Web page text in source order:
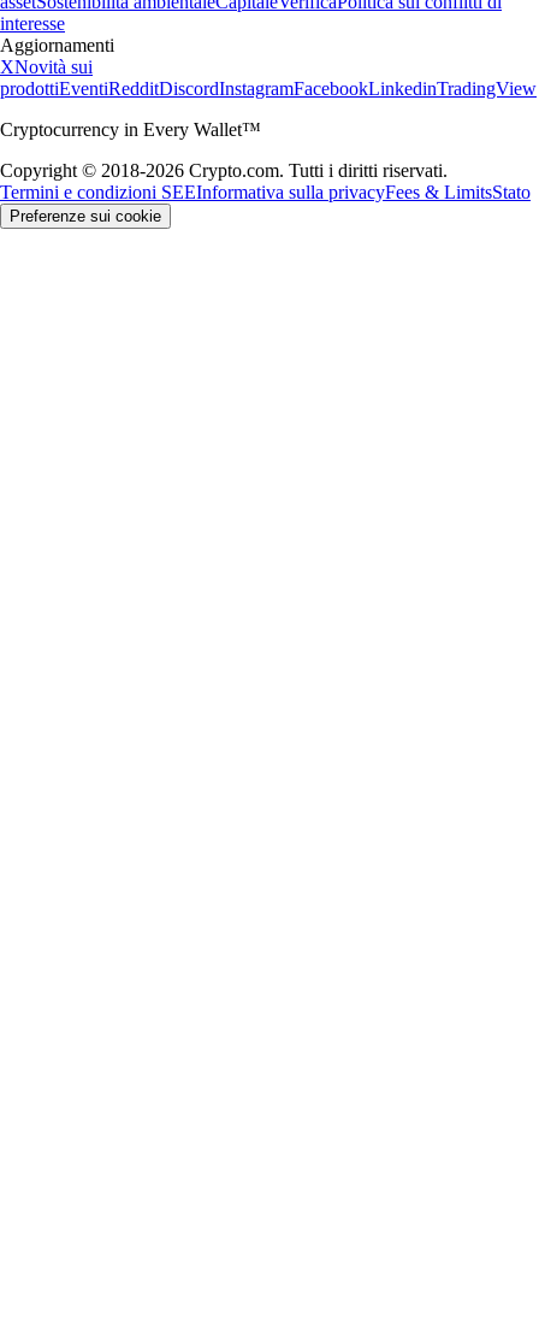
interesse
Aggiornamenti
XNovità sui
prodottiEventiRedditDiscordInstagramFacebookLinkedinTradingView
Cryptocurrency in Every Wallet™
Copyright © 2018-2026 Crypto.com. Tutti i diritti riservati.
Termini e condizioni SEEInformativa sulla privacyFees & LimitsStato
Preferenze sui cookie